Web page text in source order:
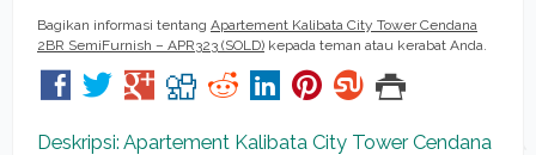
Bagikan informasi tentang Apartement Kalibata City Tower Cendana
2BR SemiFurnish – APR323 (SOLD) kepada teman atau kerabat Anda.
Deskripsi: Apartement Kalibata City Tower Cendana